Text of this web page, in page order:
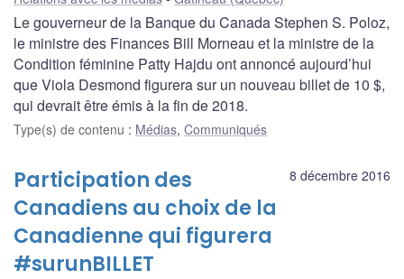
Le gouverneur de la Banque du Canada Stephen S. Poloz,
le ministre des Finances Bill Morneau et la ministre de la
Condition féminine Patty Hajdu ont annoncé aujourd’hui
que Viola Desmond figurera sur un nouveau billet de 10 $,
qui devrait être émis à la fin de 2018.
Type(s) de contenu : Médias, Communiqués
8 décembre 2016
Participation des
Canadiens au choix de la
Canadienne qui figurera
#surunBILLET